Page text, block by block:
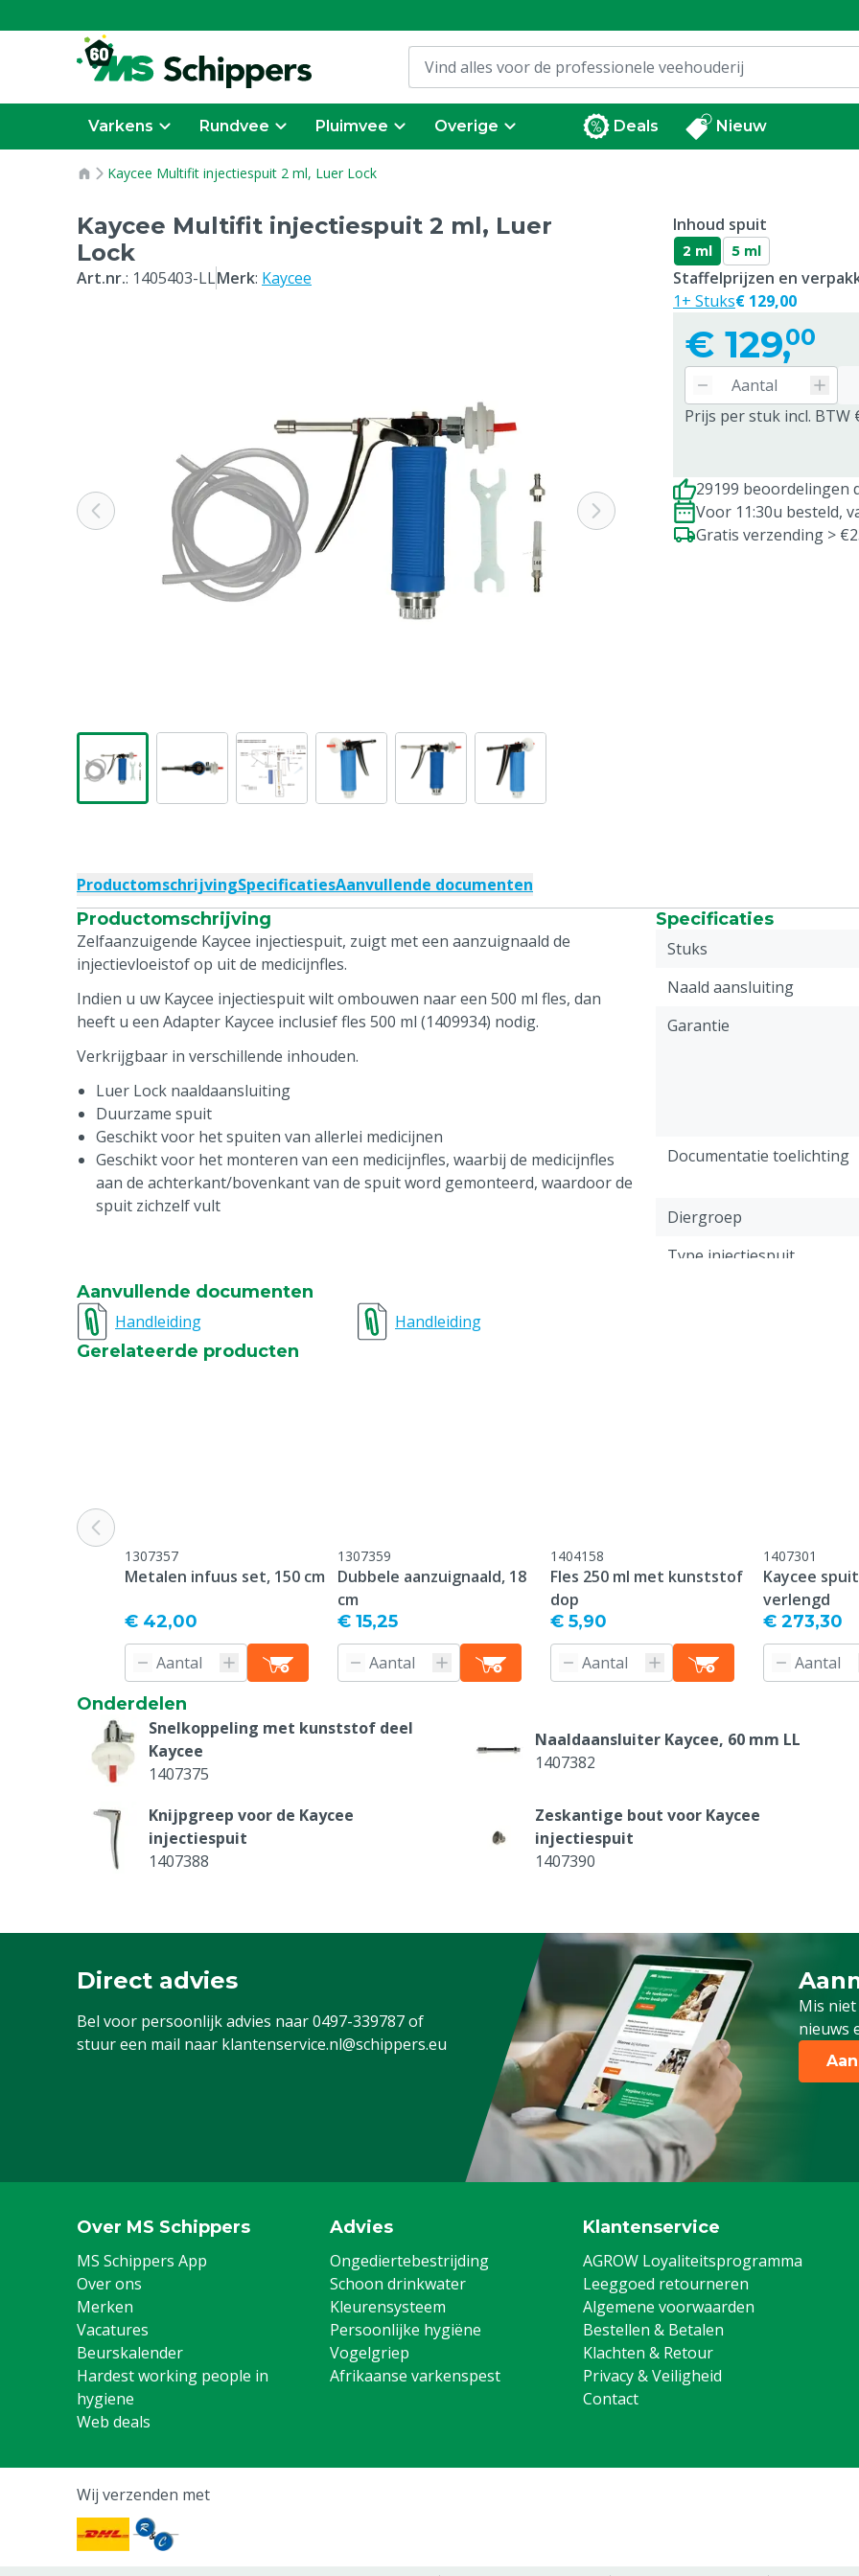
Varkens Rundvee Pluimvee Overige Deals Nieuw
Kaycee Multifit injectiespuit 2 ml, Luer Lock
Kaycee Multifit injectiespuit 2 ml, Luer
Lock
Art.nr.: 1405403-LLMerk: Kaycee
Inhoud spuit
2 ml 5 ml
€ 129,00
Prijs per stuk incl. BTW
Staffelprijzen en
1+ Stuks€ 129,00
29199 beoordelingen
Voor 11:30u besteld,
Gratis verzending >
ProductomschrijvingSpecificatiesAanvullende documenten
Productomschrijving
Zelfaanzuigende Kaycee injectiespuit, zuigt met een aanzuignaald de
injectievloeistof op uit de medicijnfles.
Indien u uw Kaycee injectiespuit wilt ombouwen naar een 500 ml fles, dan
heeft u een Adapter Kaycee inclusief fles 500 ml (1409934) nodig.
Verkrijgbaar in verschillende inhouden.
Luer Lock naaldaansluiting
Duurzame spuit
Geschikt voor het spuiten van allerlei medicijnen
Geschikt voor het monteren van een medicijnfles, waarbij de medicijnfles
aan de achterkant/bovenkant van de spuit word gemonteerd, waardoor de
spuit zichzelf vult
Specificaties
Stuks
Naald aansluiting
Garantie
Documentatie toelichting
Diergroep
Type injectiespuit
Aanvullende documenten
Handleiding
Handleiding
Gerelateerde producten
1307357
Metalen infuus set, 150 cm
€ 42,00
1307359
Dubbele aanzuignaald, 18
cm
€ 15,25
1404158
Fles 250 ml met kunststof
dop
€ 5,90
1407301
Kaycee
verlengd
€ 273,30
Onderdelen
Snelkoppeling met kunststof deel
Kaycee
1407375
Naaldaansluiter Kaycee, 60 mm LL
1407382
Knijpgreep voor de Kaycee
injectiespuit
1407388
Zeskantige bout voor Kaycee
injectiespuit
1407390
1407389-2ML
1407396-2
Direct advies
Bel voor persoonlijk advies naar0497-339787of
stuur een mail naar klantenservice.nl@schippers.eu
Mis
nieuws
Schrijf
Over MS Schippers
MS Schippers App
Over ons
Merken
Vacatures
Beurskalender
Hardest working people in
hygiene
Web deals
Advies
Ongediertebestrijding
Schoon drinkwater
Kleurensysteem
Persoonlijke hygiëne
Vogelgriep
Afrikaanse varkenspest
Klantenservice
AGROW Loyaliteitsprogramma
Leeggoed retourneren
Algemene voorwaarden
Bestellen & Betalen
Klachten & Retour
Privacy & Veiligheid
Contact
Wij verzenden met